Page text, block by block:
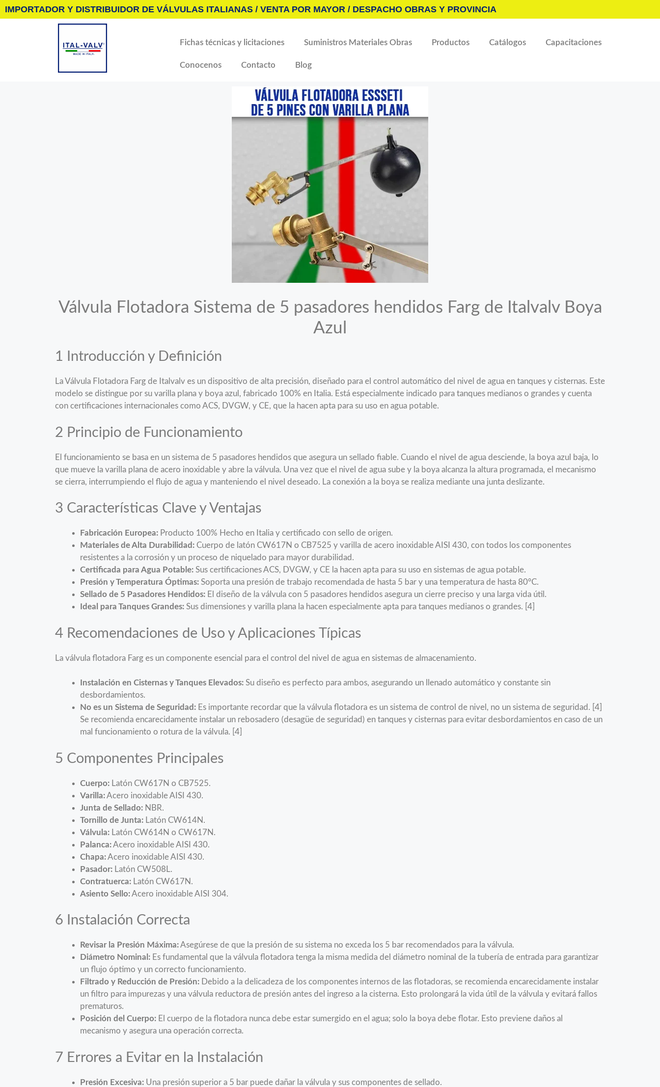
IMPORTADOR Y DISTRIBUIDOR DE VÁLVULAS ITALIANAS / VENTA POR MAYOR / DESPACHO OBRAS Y PROVINCIA
Fichas técnicas y licitaciones Suministros Materiales Obras Productos Catálogos Capacitaciones
Conocenos Contacto Blog
Válvula Flotadora Sistema de 5 pasadores hendidos Farg de Italvalv Boya
Azul
1 Introducción y Definición
La Válvula Flotadora Farg de Italvalv es un dispositivo de alta precisión, diseñado para el control automático del nivel de agua en tanques y cisternas. Este
modelo se distingue por su varilla plana y boya azul, fabricado 100% en Italia. Está especialmente indicado para tanques medianos o grandes y cuenta
con certificaciones internacionales como ACS, DVGW, y CE, que la hacen apta para su uso en agua potable.
2 Principio de Funcionamiento
El funcionamiento se basa en un sistema de 5 pasadores hendidos que asegura un sellado fiable. Cuando el nivel de agua desciende, la boya azul baja, lo
que mueve la varilla plana de acero inoxidable y abre la válvula. Una vez que el nivel de agua sube y la boya alcanza la altura programada, el mecanismo
se cierra, interrumpiendo el flujo de agua y manteniendo el nivel deseado. La conexión a la boya se realiza mediante una junta deslizante.
3 Características Clave y Ventajas
Fabricación Europea: Producto 100% Hecho en Italia y certificado con sello de origen.
Materiales de Alta Durabilidad: Cuerpo de latón CW617N o CB7525 y varilla de acero inoxidable AISI 430, con todos los componentes
resistentes a la corrosión y un proceso de niquelado para mayor durabilidad.
Certificada para Agua Potable: Sus certificaciones ACS, DVGW, y CE la hacen apta para su uso en sistemas de agua potable.
Presión y Temperatura Óptimas: Soporta una presión de trabajo recomendada de hasta 5 bar y una temperatura de hasta 80°C.
Sellado de 5 Pasadores Hendidos: El diseño de la válvula con 5 pasadores hendidos asegura un cierre preciso y una larga vida útil.
Ideal para Tanques Grandes: Sus dimensiones y varilla plana la hacen especialmente apta para tanques medianos o grandes. [4]
4 Recomendaciones de Uso y Aplicaciones Típicas
La válvula flotadora Farg es un componente esencial para el control del nivel de agua en sistemas de almacenamiento.
Instalación en Cisternas y Tanques Elevados: Su diseño es perfecto para ambos, asegurando un llenado automático y constante sin
desbordamientos.
No es un Sistema de Seguridad: Es importante recordar que la válvula flotadora es un sistema de control de nivel, no un sistema de seguridad. [4]
Se recomienda encarecidamente instalar un rebosadero (desagüe de seguridad) en tanques y cisternas para evitar desbordamientos en caso de un
mal funcionamiento o rotura de la válvula. [4]
5 Componentes Principales
Cuerpo: Latón CW617N o CB7525.
Varilla:Acero inoxidable AISI 430.
Junta de Sellado: NBR.
Tornillo de Junta: Latón CW614N.
Válvula: Latón CW614N o CW617N.
Palanca:Acero inoxidable AISI 430.
Chapa:Acero inoxidable AISI 430.
Pasador: Latón CW508L.
Contratuerca: Latón CW617N.
Asiento Sello:Acero inoxidable AISI 304.
6 Instalación Correcta
Revisar la Presión Máxima:Asegúrese de que la presión de su sistema no exceda los 5 bar recomendados para la válvula.
Diámetro Nominal: Es fundamental que la válvula flotadora tenga la misma medida del diámetro nominal de la tubería de entrada para garantizar
un flujo óptimo y un correcto funcionamiento.
Filtrado y Reducción de Presión: Debido a la delicadeza de los componentes internos de las flotadoras, se recomienda encarecidamente instalar
un filtro para impurezas y una válvula reductora de presión antes del ingreso a la cisterna. Esto prolongará la vida útil de la válvula y evitará fallos
prematuros.
Posición del Cuerpo: El cuerpo de la flotadora nunca debe estar sumergido en el agua; solo la boya debe flotar. Esto previene daños al
mecanismo y asegura una operación correcta.
7 Errores a Evitar en la Instalación
Presión Excesiva: Una presión superior a 5 bar puede dañar la válvula y sus componentes de sellado.